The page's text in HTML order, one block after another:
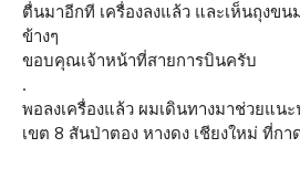
ตื่นมาอีกที เครื่องลงแล้ว และเห็นถุงข
ข้างๆ
ขอบคุณเจ้าหน้าที่สายการบินครับ
.
พอลงเครื่องแล้ว ผมเดินทางมาช่วยแ
เขต 8 สันป่าตอง หางดง เชียงใหม่ ที่ก